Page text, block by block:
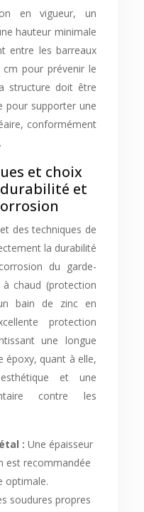
en vigueur, un
hauteur minimale
entre les barreaux
pour prévenir le
structure doit être
pour supporter une
conformément
et choix
et
des techniques de
la durabilité
du garde-
chaud (protection
bain de zinc en
protection
une longue
époxy, quant à elle,
et une
contre les
:Une épaisseur
est recommandée
optimale.
soudures propres